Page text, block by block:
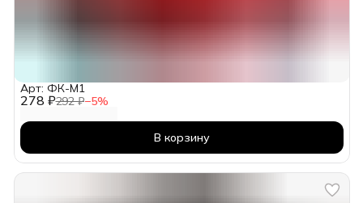
278 ₽292 ₽−5%
Арт: ФК-М1
В корзину